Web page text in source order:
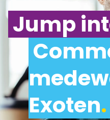
Jump
Exoten.